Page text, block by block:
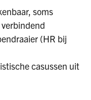
soms
(HR bij
casussen uit